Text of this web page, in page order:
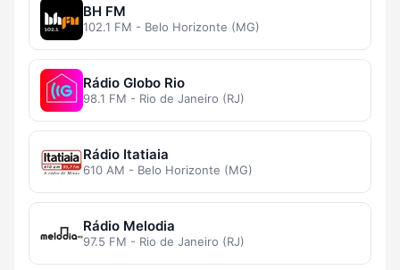
BH FM
102.1 FM - Belo Horizonte (MG)
Rádio Globo Rio
98.1 FM - Rio de Janeiro (RJ)
Rádio Itatiaia
610 AM - Belo Horizonte (MG)
Rádio Melodia
97.5 FM - Rio de Janeiro (RJ)